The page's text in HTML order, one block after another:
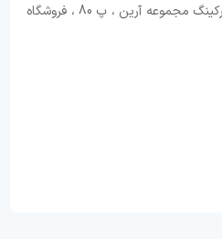
صاحب الزمان ، نبش ورودی پارکینگ مجموعه آرین ، پ 80 ، فروشگاه